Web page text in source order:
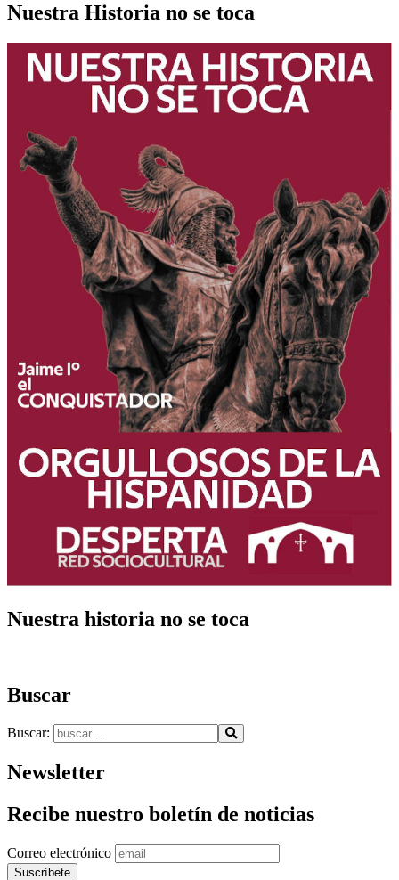
Nuestra Historia no se toca
Nuestra historia no se toca
Buscar
Buscar:
Newsletter
Recibe nuestro boletín de noticias
Correo electrónico